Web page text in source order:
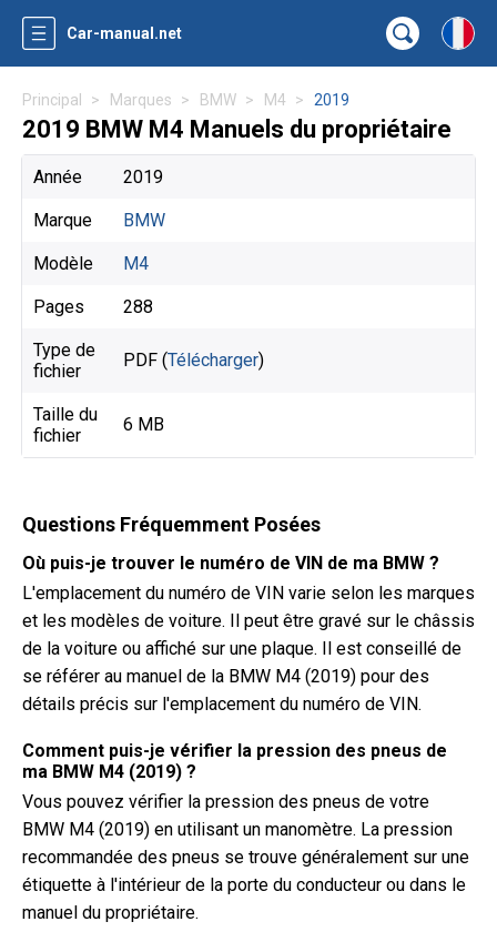
Car-manual.net
Principal Marques BMW M4 2019
2019 BMW M4 Manuels du propriétaire
Année 2019
Marque BMW
Modèle M4
Pages 288
Type de
fichier
PDF (Télécharger)
Taille du
fichier
6 MB
Questions Fréquemment Posées
Où puis-je trouver le numéro de VIN de ma BMW ?
L'emplacement du numéro de VIN varie selon les marques
et les modèles de voiture. Il peut être gravé sur le châssis
de la voiture ou affiché sur une plaque. Il est conseillé de
se référer au manuel de la BMW M4 (2019) pour des
détails précis sur l'emplacement du numéro de VIN.
Comment puis-je vérifier la pression des pneus de
ma BMW M4 (2019) ?
Vous pouvez vérifier la pression des pneus de votre
BMW M4 (2019) en utilisant un manomètre. La pression
recommandée des pneus se trouve généralement sur une
étiquette à l'intérieur de la porte du conducteur ou dans le
manuel du propriétaire.